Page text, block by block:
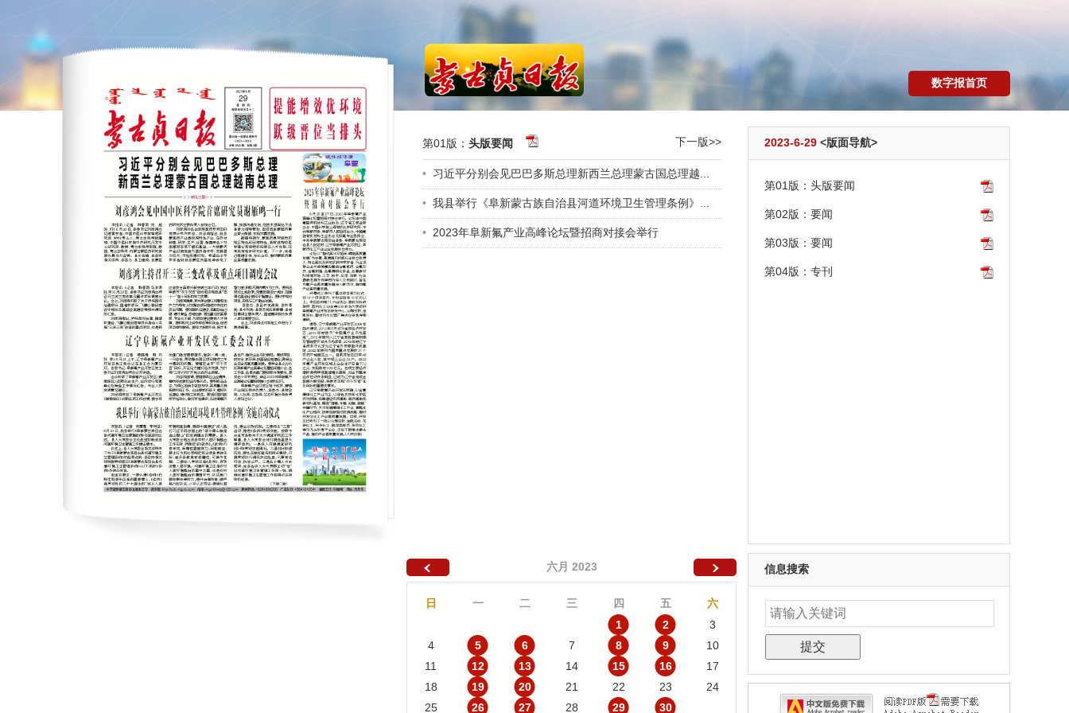
数字报首页
第01版： 头版要闻 下一版>>
• 习近平分别会见巴巴多斯总理新西兰总理蒙古国总理越...
• 我县举行《阜新蒙古族自治县河道环境卫生管理条例》...
• 2023年阜新氟产业高峰论坛暨招商对接会举行
2023-6-29 <版面导航>
第01版：头版要闻
第02版：要闻
第03版：要闻
第04版：专刊
六月 2023
日 一 二 三 四 五
六
1
2
3
4
5 6 7 8 9
10
11
12 13 14 15 16
17
18
19 20 21 22 23
24
25
26 27 28 29 30
信息搜索